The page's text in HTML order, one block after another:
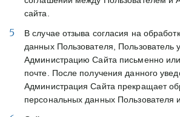
сайта.
В случае отзыва согласия на
данных Пользователя, Пользователь
Администрацию Сайта письменно
почте. После получения данного
Администрация Сайта прекращает
персональных данных Пользователя